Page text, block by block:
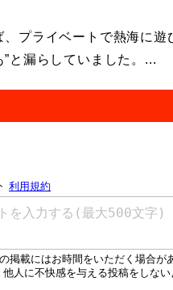
、プライベートで熱海に
”と漏らしていました。...